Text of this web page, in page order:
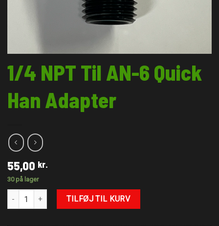
1/4 NPT Til AN-6 Quick
Han Adapter
55,00 kr.
30 på lager
1/4 NPT Til AN-6 Quick Han Adapter antal
TILFØJ TIL KURV